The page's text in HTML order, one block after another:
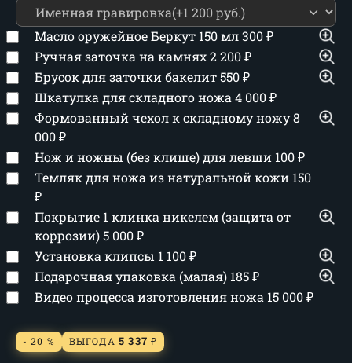
Масло оружейное Беркут 150 мл300₽
Ручная заточка на камнях2 200₽
Брусок для заточки бакелит550₽
Шкатулка для складного ножа 4 000₽
Формованный чехол к складному ножу8
000₽
Нож и ножны (без клише) для левши 100₽
Темляк для ножа из натуральной кожи 150
₽
Покрытие 1 клинка никелем (защита от
коррозии)5 000₽
Установка клипсы 1 100₽
Подарочная упаковка (малая) 185₽
Видео процесса изготовления ножа 15 000₽
- 20 % ВЫГОДА 5 337 ₽